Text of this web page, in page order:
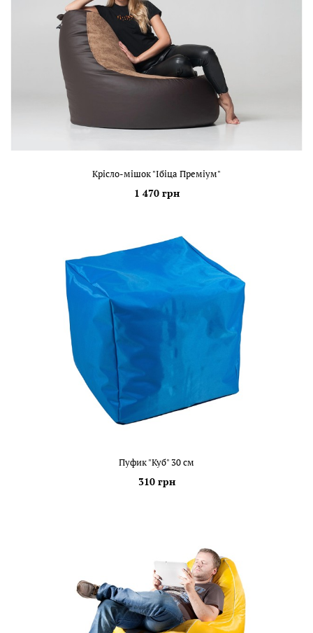
Крісло-мішок "Ібіца Преміум"
1 470 грн
Пуфик "Куб" 30 см
310 грн